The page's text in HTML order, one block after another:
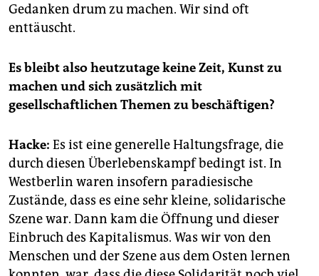
Gedanken drum zu machen. Wir sind oft
enttäuscht.
Es bleibt also heutzutage keine Zeit, Kunst zu
machen und sich zusätzlich mit
gesellschaftlichen Themen zu beschäftigen?
Hacke: Es ist eine generelle Haltungsfrage, die
durch diesen Überlebenskampf bedingt ist. In
Westberlin waren insofern paradiesische
Zustände, dass es eine sehr kleine, solidarische
Szene war. Dann kam die Öffnung und dieser
Einbruch des Kapitalismus. Was wir von den
Menschen und der Szene aus dem Osten lernen